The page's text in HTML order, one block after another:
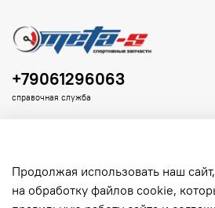
Клиенту
+79061296063
справочная служба
Продолжая использовать наш
на обработку файлов cookie,